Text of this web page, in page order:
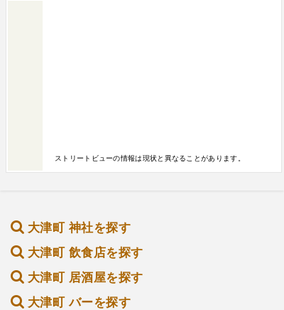
ストリートビューの情報は現状と異なることがあります。
大津町 神社を探す
大津町 飲食店を探す
大津町 居酒屋を探す
大津町 バーを探す